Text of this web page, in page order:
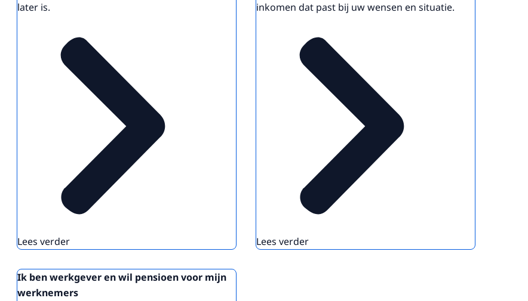
later is.
Lees verder
inkomen dat past bij uw wensen en situatie.
Lees verder
Ik ben werkgever en wil pensioen voor mijn
werknemers